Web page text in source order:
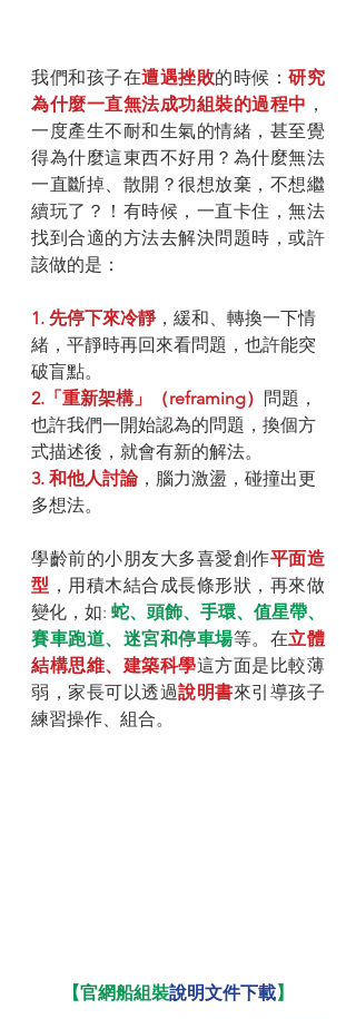
我們和孩子在遭遇挫敗的時候：研究
為什麼一直無法成功組裝的過程中 ，
一度產生不耐和生氣的情緒，甚至覺
得為什麼這東西不好用？為什麼無法
一直斷掉、散開？很想放棄，不想繼
續玩了？！有時候，一直卡住，無法
找到合適的方法去解決問題時，或許
該做的是：
1. 先停下來冷靜，緩和、轉換一下情
緒，平靜時再回來看問題，也許能突
破盲點。
2.「重新架構」（reframing） 問題，
也許我們一開始認為的問題，換個方
式描述後，就會有新的解法。
3. 和他人討論，腦力激盪，碰撞出更
多想法。
學齡前的小朋友大多喜愛創作平面造
型 ，用積木結合成長條形狀，再來做
變化，如: 蛇、頭飾、手環、值星帶、
賽車跑道、迷宮和停車場等。在立體
結構思維、建築科學這方面是比較薄
弱，家長可以透過說明書來引導孩子
練習操作、組合。
【官網船組裝說明文件下載】